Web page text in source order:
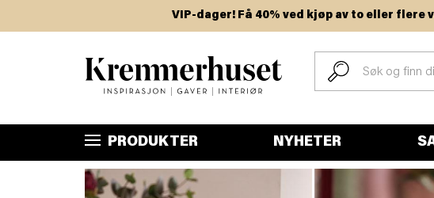
til
VIP-dager! Få 40% ved kjøp av to eller flere varer.
PRODUKTER NYHETER